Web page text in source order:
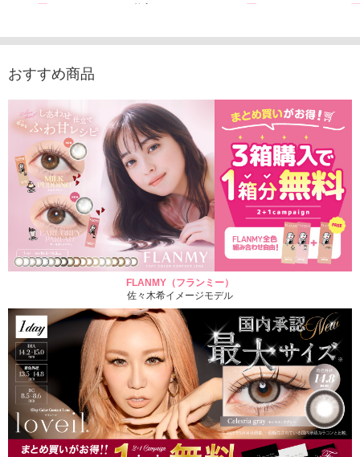
（10枚入り）
おすすめ商品
FLANMY（フランミー）
佐々木希イメージモデル